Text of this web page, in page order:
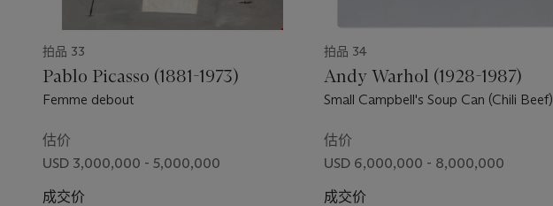
拍品 33
Pablo Picasso (1881-1973)
Femme debout
估价
USD 3,000,000 - 5,000,000
成交价
拍品 34
Andy Warhol (1928-1987)
Small Campbell's Soup Can (Chili Beef)
估价
USD 6,000,000 - 8,000,000
成交价